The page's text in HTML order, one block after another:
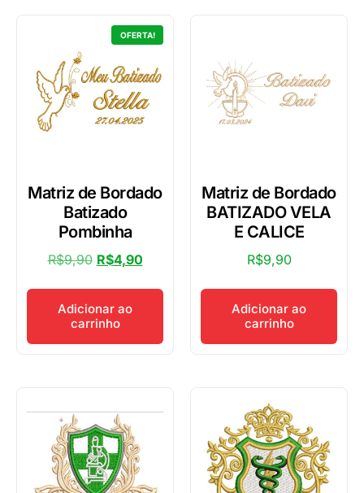
OFERTA!
Matriz de Bordado
Batizado
Pombinha
R$9,90 R$4,90
Adicionar ao
carrinho
Matriz de Bordado
BATIZADO VELA
E CALICE
R$9,90
Adicionar ao
carrinho